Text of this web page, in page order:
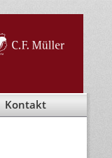
Kontakt